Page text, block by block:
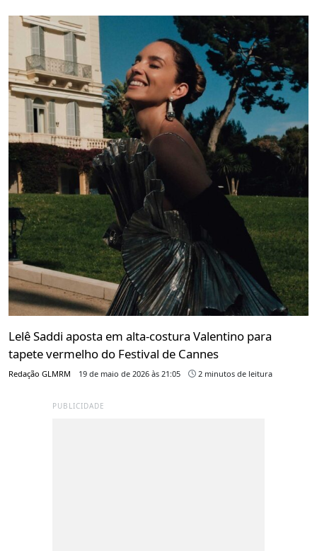
Lelê Saddi aposta em alta-costura Valentino para
tapete vermelho do Festival de Cannes
Redação GLMRM 19 de maio de 2026 às 21:05 2 minutos de leitura
PUBLICIDADE